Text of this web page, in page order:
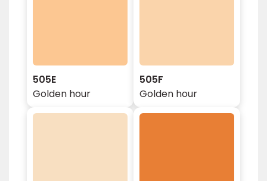
505E
Golden hour
505F
Golden hour